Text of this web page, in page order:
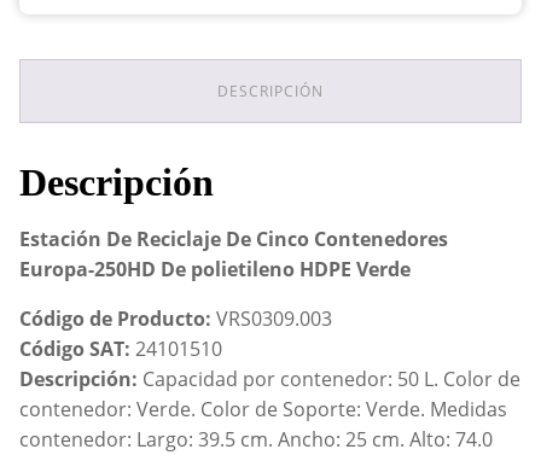
De
HDPE
cantidad
DESCRIPCIÓN
Descripción
Estación De Reciclaje De Cinco Contenedores
Europa-250HD De polietileno HDPE Verde
Código de Producto: VRS0309.003
Código SAT: 24101510
Descripción: Capacidad por contenedor: 50 L. Color de
contenedor: Verde. Color de Soporte: Verde. Medidas
contenedor: Largo: 39.5 cm. Ancho: 25 cm. Alto: 74.0